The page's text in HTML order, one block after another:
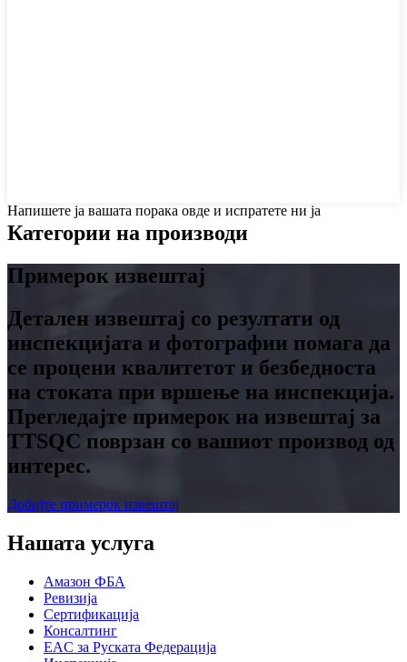
Напишете ја вашата порака овде и испратете ни ја
Категории на производи
Примерок извештај
Детален извештај со резултати од
инспекцијата и фотографии помага да
се процени квалитетот и безбедноста
на стоката при вршење на инспекција.
Прегледајте примерок на извештај за
TTSQC поврзан со вашиот производ од
интерес.
Добијте примерок извештај
Нашата услуга
Амазон ФБА
Ревизија
Сертификација
Консалтинг
EAC за Руската Федерација